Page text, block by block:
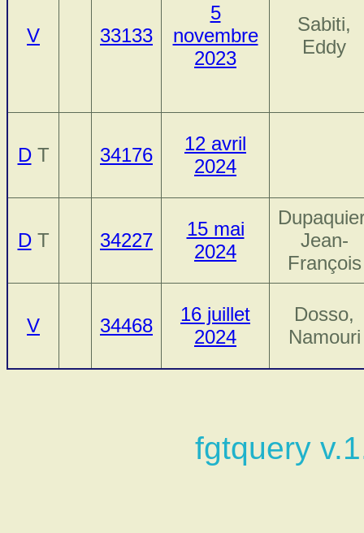
V 33133
5
novembre
2023
Sabiti,
Eddy
DT 34176
12 avril
2024
DT 34227
15 mai
2024
Jean-
François
V 34468
16 juillet
2024
Dosso,
Namouri
fgtquery